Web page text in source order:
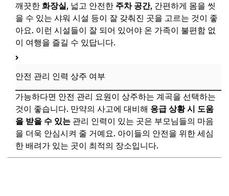
안전한 물놀이를 위한 부모님 가이드
아이 눈높이에 맞는 물놀이 안전 교육
항상 아이들을 주시하기
휴식 시간 충분히 가지기
계곡 환경 보호 실천하기
📌 지금 뜨는 꿀정보! 놓치지 마세요
추가할인 코드 WRVE6
자주 묻는 질문
깨끗한 화장실, 넓고 안전한 주차 공간, 간편하게 몸을 씻
을 수 있는 샤워 시설 등이 잘 갖춰진 곳을 고르는 것이 좋
아요. 이런 시설들이 잘 되어 있어야 온 가족이 불편함 없
이 여행을 즐길 수 있답니다.
안전 관리 인력 상주 여부
가능하다면 안전 관리 요원이 상주하는 계곡을 선택하는
것이 좋습니다. 만약의 사고에 대비해 응급 상황 시 도움
을 받을 수 있는 관리 인력이 있는 곳은 부모님들의 마음
을 더욱 안심시켜 줄 거예요. 아이들의 안전을 위한 세심
한 배려가 있는 곳이 최적의 장소입니다.